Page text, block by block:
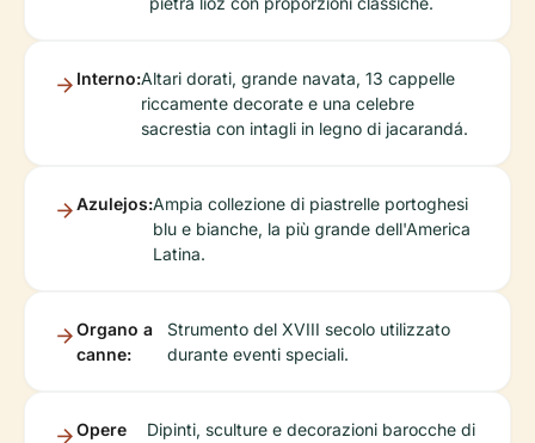
Interno:Altari dorati, grande navata, 13 cappelle
riccamente decorate e una celebre
sacrestia con intagli in legno di jacarandá.
Azulejos:Ampia collezione di piastrelle portoghesi
blu e bianche, la più grande dell'America
Latina.
Organo a
canne:
Strumento del XVIII secolo utilizzato
durante eventi speciali.
Opere
Dipinti, sculture e decorazioni barocche di